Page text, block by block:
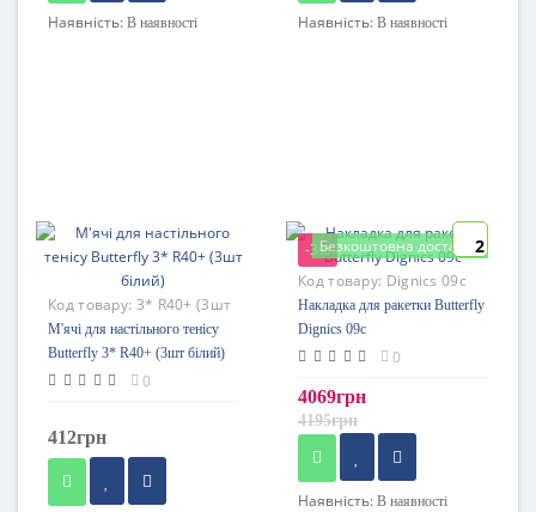
Наявність: В наявності Наявність: В наявності
Код товару: 3* R40+ (3шт
білий)
М'ячі для настільного тенісу
Butterfly 3* R40+ (3шт білий)
0
412грн
-3%Безкоштовна доставка2
Код товару: Dignics 09c
Накладка для ракетки Butterfly
Dignics 09c
0
4069грн
4195грн
Наявність: В наявності